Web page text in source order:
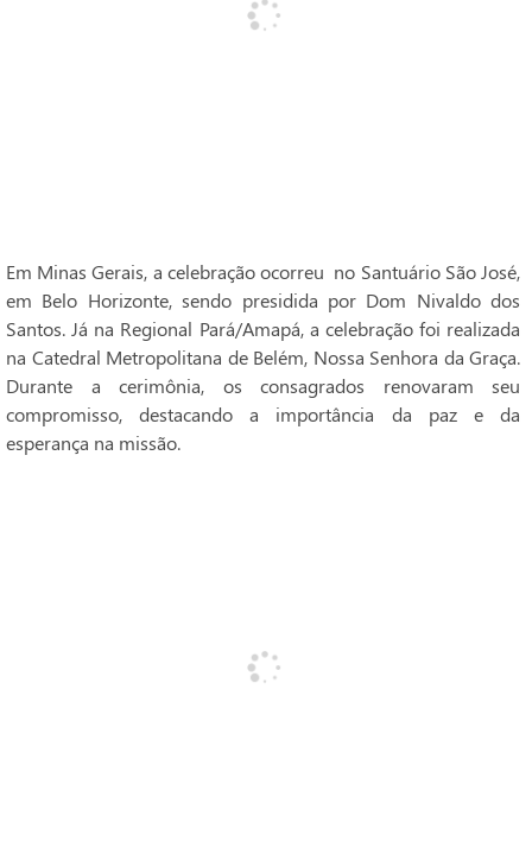
Em Minas Gerais, a celebração ocorreu no Santuário São José,
em Belo Horizonte, sendo presidida por Dom Nivaldo dos
Santos. Já na Regional Pará/Amapá, a celebração foi realizada
na Catedral Metropolitana de Belém, Nossa Senhora da Graça.
Durante a cerimônia, os consagrados renovaram seu
compromisso, destacando a importância da paz e da
esperança na missão.